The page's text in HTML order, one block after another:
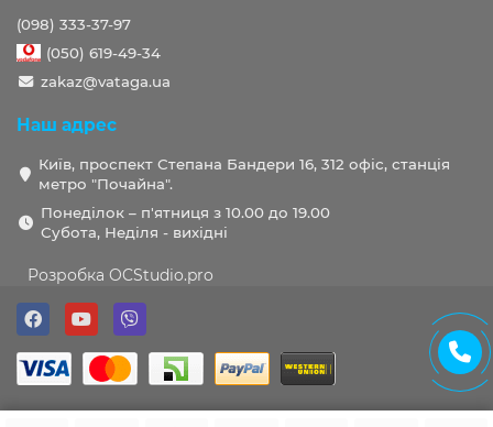
(098) 333-37-97
(050) 619-49-34
zakaz@vataga.ua
Наш адрес
Київ, проспект Степана Бандери 16, 312 офіс, станція
метро "Почайна".
Понеділок – п'ятниця з 10.00 до 19.00
Субота, Неділя - вихідні
Розробка OCStudio.pro